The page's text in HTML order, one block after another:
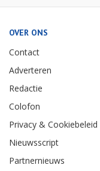
OVER ONS
Contact
Adverteren
Redactie
Colofon
Privacy & Cookiebeleid
Nieuwsscript
Partnernieuws